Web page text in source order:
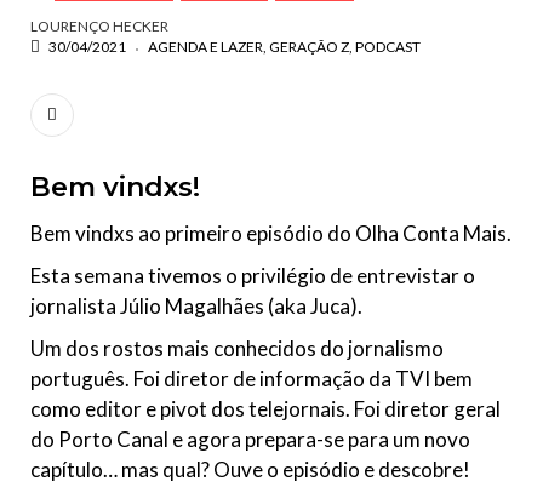
LOURENÇO HECKER
30/04/2021
AGENDA E LAZER GERAÇÃO Z PODCAST
Bem vindxs!
Bem vindxs ao primeiro episódio do Olha Conta Mais.
Esta semana tivemos o privilégio de entrevistar o
jornalista Júlio Magalhães (aka Juca).
Um dos rostos mais conhecidos do jornalismo
português. Foi diretor de informação da TVI bem
como editor e pivot dos telejornais. Foi diretor geral
do Porto Canal e agora prepara-se para um novo
capítulo… mas qual? Ouve o episódio e descobre!